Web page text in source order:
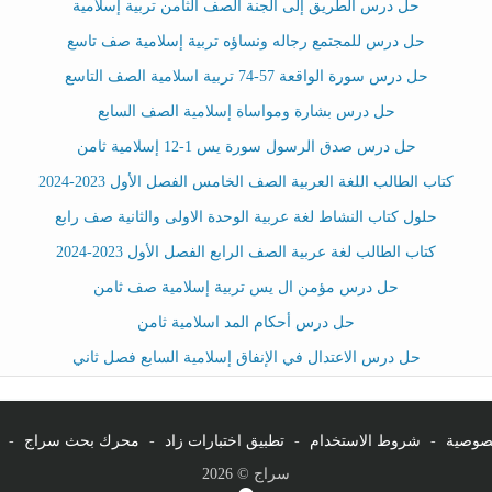
حل درس الطريق إلى الجنة الصف الثامن تربية إسلامية
حل درس للمجتمع رجاله ونساؤه تربية إسلامية صف تاسع
حل درس سورة الواقعة 57-74 تربية اسلامية الصف التاسع
حل درس بشارة ومواساة إسلامية الصف السابع
حل درس صدق الرسول سورة يس 1-12 إسلامية ثامن
كتاب الطالب اللغة العربية الصف الخامس الفصل الأول 2023-2024
حلول كتاب النشاط لغة عربية الوحدة الاولى والثانية صف رابع
كتاب الطالب لغة عربية الصف الرابع الفصل الأول 2023-2024
حل درس مؤمن ال يس تربية إسلامية صف ثامن
حل درس أحكام المد اسلامية ثامن
حل درس الاعتدال في الإنفاق إسلامية السابع فصل ثاني
- شروط الاستخدام - تطبيق اختبارات زاد - محرك بحث سراج -
سراج © 2026